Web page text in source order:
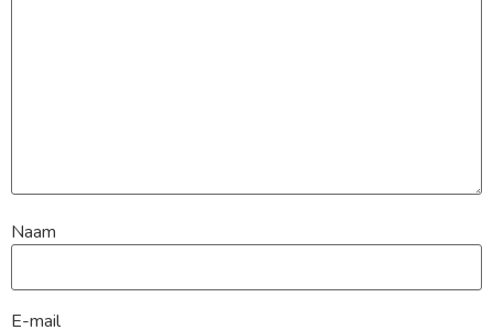
Naam
E-mail